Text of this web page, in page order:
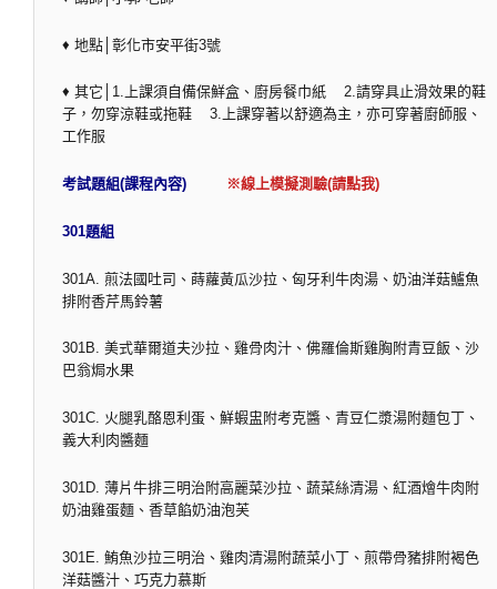
♦ 地點│彰化市安平街3號
♦ 其它│1.上課須自備保鮮盒、廚房餐巾紙 2.請穿具止滑效果的鞋
子，勿穿涼鞋或拖鞋 3.上課穿著以舒適為主，亦可穿著廚師服、
工作服
考試題組(課程內容) ※線上模擬測驗(請點我)
301題組
301A. 煎法國吐司、蒔蘿黃瓜沙拉、匈牙利牛肉湯、奶油洋菇鱸魚
排附香芹馬鈴薯
301B. 美式華爾道夫沙拉、雞骨肉汁、佛羅倫斯雞胸附青豆飯、沙
巴翁焗水果
301C. 火腿乳酪恩利蛋、鮮蝦盅附考克醬、青豆仁漿湯附麵包丁、
義大利肉醬麵
301D. 薄片牛排三明治附高麗菜沙拉、蔬菜絲清湯、紅酒燴牛肉附
奶油雞蛋麵、香草餡奶油泡芙
301E. 鮪魚沙拉三明治、雞肉清湯附蔬菜小丁、煎帶骨豬排附褐色
洋菇醬汁、巧克力慕斯